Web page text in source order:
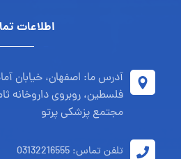
اطلاعات
آدرس ما: اصفهان، خیابان
مجتمع پزشکی پرتو
تلفن تماس: 03132216555